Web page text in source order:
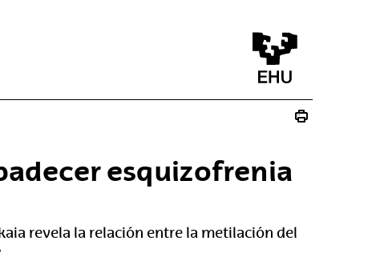
esquizofrenia
revela la relación entre la metilación del